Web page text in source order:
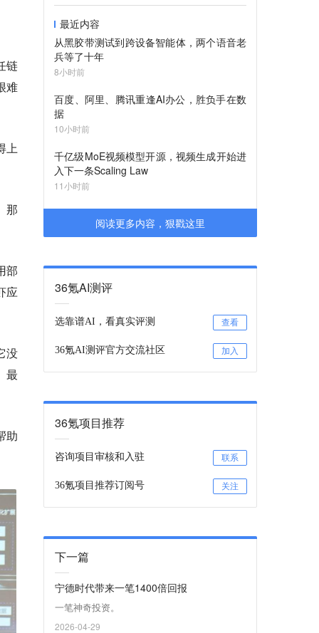
链
难
上
那
部
应
没
最
助
最近内容
从黑胶带测试到跨设备智能体，两个语音老
兵等了十年
8小时前
百度、阿里、腾讯重逢AI办公，胜负手在数
据
10小时前
千亿级MoE视频模型开源，视频生成开始进
入下一条Scaling Law
11小时前
阅读更多内容，狠戳这里
36氪AI测评
选靠谱AI，看真实评测 查看
36氪AI测评官方交流社区 加入
36氪项目推荐
咨询项目审核和入驻 联系
36氪项目推荐订阅号 关注
下一篇
宁德时代带来一笔1400倍回报
一笔神奇投资。
2026-04-29